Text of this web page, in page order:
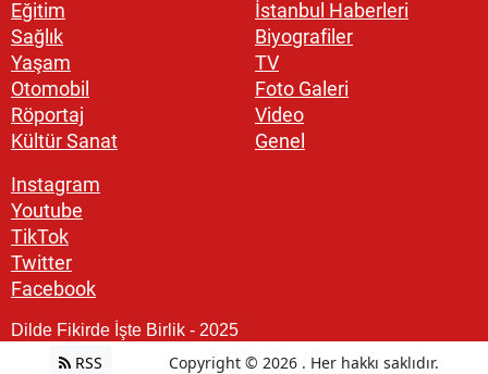
Eğitim
Sağlık
Yaşam
Otomobil
Röportaj
Kültür Sanat
İstanbul Haberleri
Biyografiler
TV
Foto Galeri
Video
Genel
Instagram
Youtube
TikTok
Twitter
Facebook
Dilde Fikirde İşte Birlik - 2025
RSS Copyright © 2026 . Her hakkı saklıdır.